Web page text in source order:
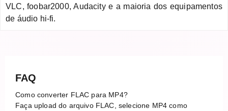
VLC, foobar2000, Audacity e a maioria dos equipamentos
de áudio hi-fi.
FAQ
Como converter FLAC para MP4?
Faça upload do arquivo FLAC, selecione MP4 como